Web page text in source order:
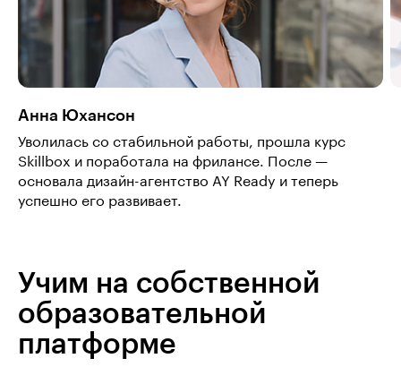
Анна Юхансон
Уволилась со стабильной работы, прошла курс
Skillbox и поработала на фрилансе. После —
основала дизайн-агентство AY Ready и теперь
успешно его развивает.
Учим на собственной
образовательной
платформе